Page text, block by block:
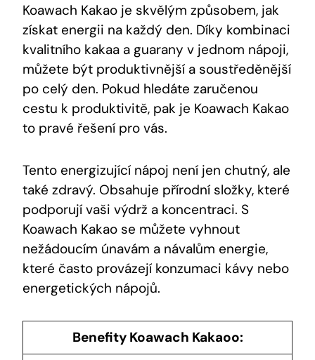
Koawach‍ Kakao ​je skvělým způsobem, jak
získat energii na každý ​den. Díky kombinaci​
kvalitního kakaa a guarany v jednom⁢ nápoji,
můžete být produktivnější ⁣a soustředěnější
po celý den. Pokud hledáte zaručenou
⁣cestu k produktivitě, ‍pak je Koawach Kakao
to pravé řešení pro vás.
Tento energizující nápoj není jen chutný, ale
také zdravý. Obsahuje ‌přírodní složky, které
podporují vaši výdrž a ‍koncentraci. S
Koawach Kakao se můžete⁤ vyhnout ​
nežádoucím únavám a návalům energie,
které‍ často provázejí‌ konzumaci kávy nebo
energetických nápojů.
Benefity‍ Koawach ‌Kakaoo: